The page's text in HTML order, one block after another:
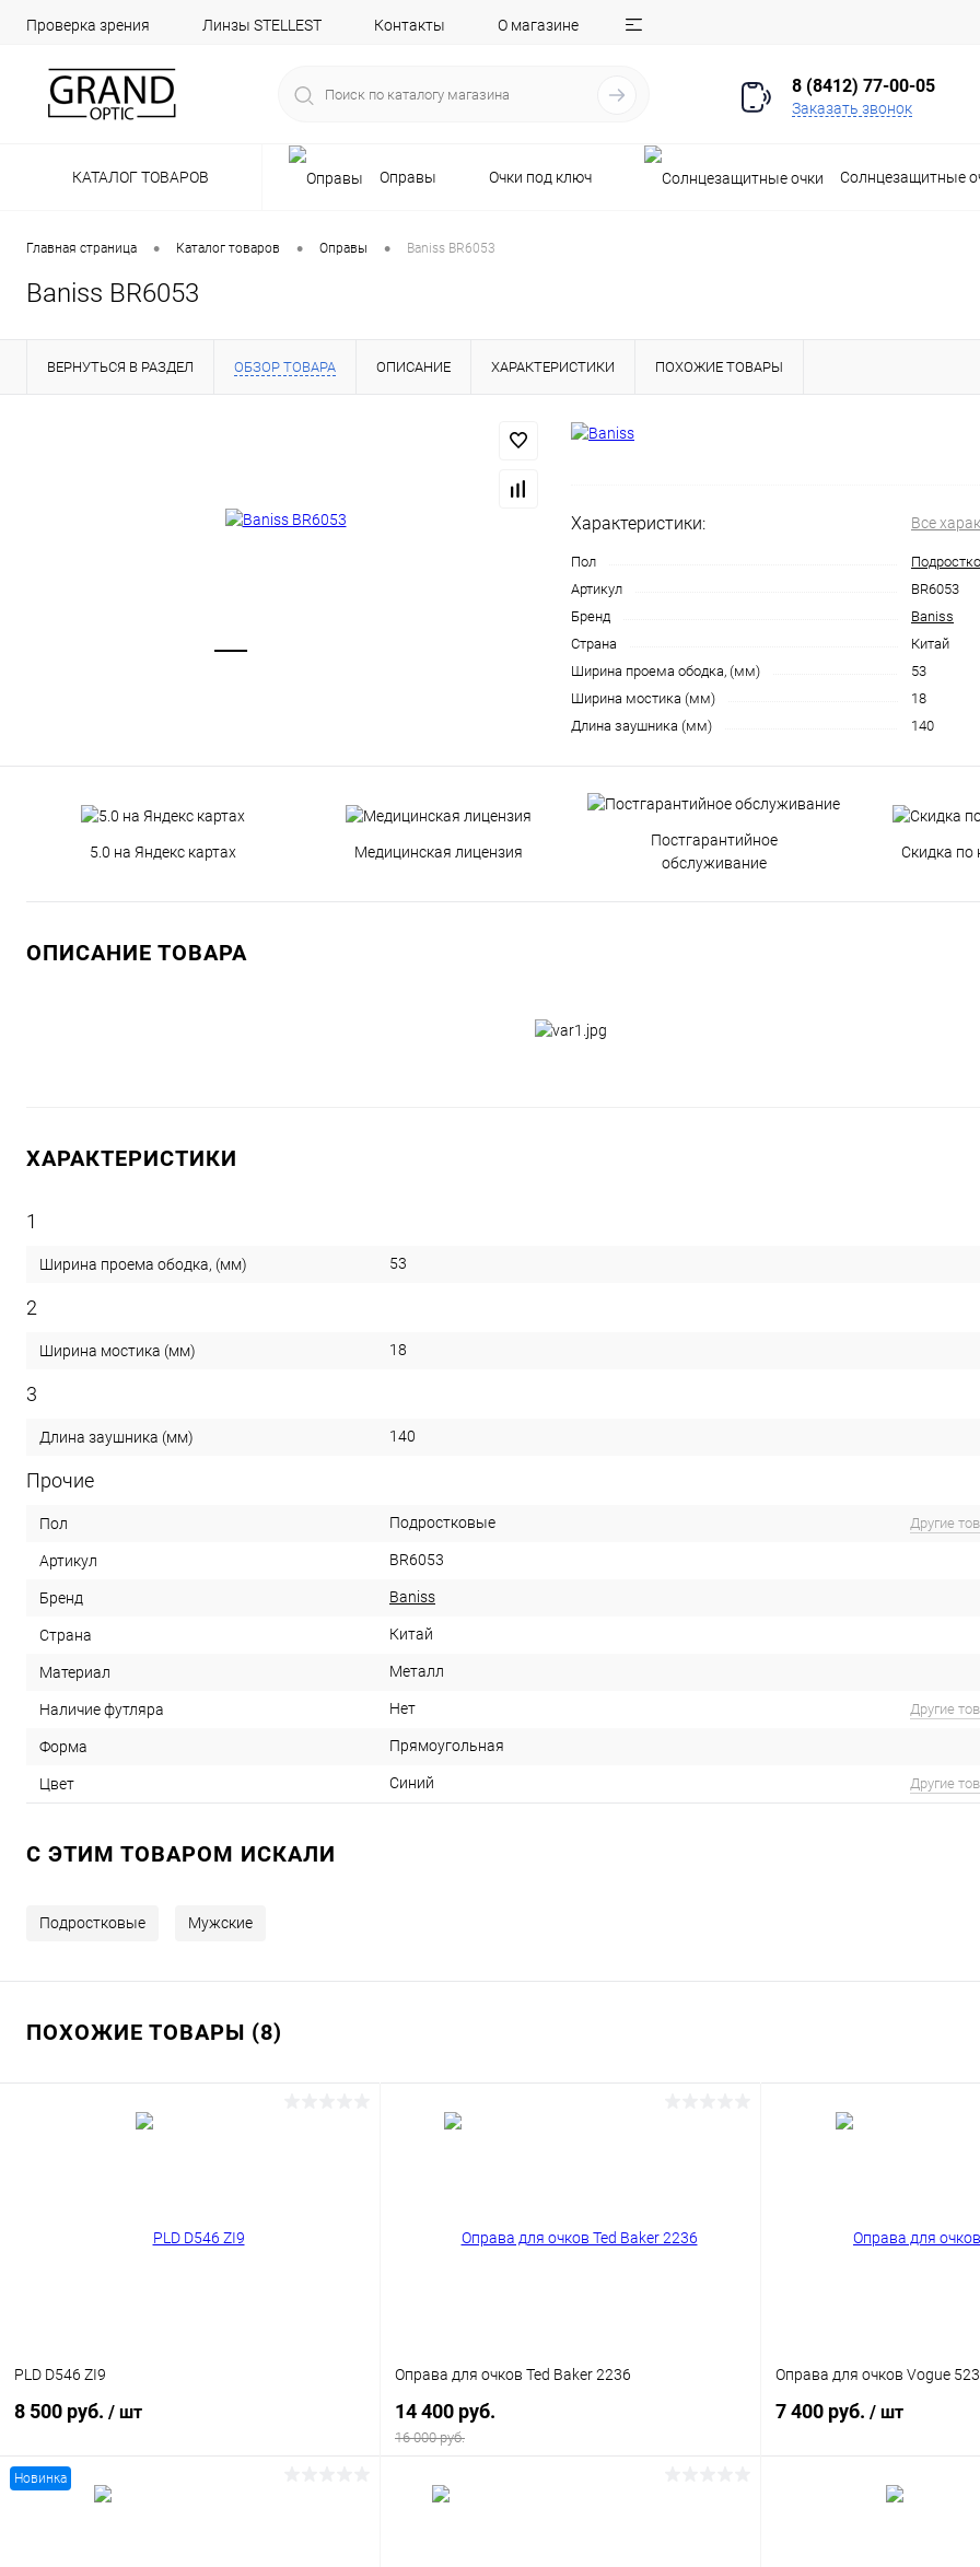
Проверка зрения Линзы STELLEST Контакты О магазине
8 (8412) 77-00-05
Заказать звонок
КАТАЛОГ ТОВАРОВ Оправы Очки под ключ Солнцезащитные
Главная страница • Каталог товаров • Оправы • Baniss BR6053
Baniss BR6053
ВЕРНУТЬСЯ В РАЗДЕЛ ОБЗОР ТОВАРА ОПИСАНИЕ ХАРАКТЕРИСТИКИ ПОХОЖИЕ ТОВАРЫ
Характеристики: Все
Пол
Артикул
BR6053
Бренд
Baniss
Страна
Китай
Ширина проема ободка, (мм)
53
Ширина мостика (мм)
18
Длина заушника (мм)
140
5.0 на Яндекс картах Медицинская лицензия
Постгарантийное
обслуживание
Скидка по
ОПИСАНИЕ ТОВАРА
ХАРАКТЕРИСТИКИ
1
Ширина проема ободка, (мм) 53
2
Ширина мостика (мм) 18
3
Длина заушника (мм) 140
Прочие
Пол Подростковые Другие
Артикул BR6053
Бренд Baniss
Страна Китай
Материал Металл
Наличие футляра Нет Другие
Форма Прямоугольная
Цвет Синий Другие
C ЭТИМ ТОВАРОМ ИСКАЛИ
Подростковые Мужские
ПОХОЖИЕ ТОВАРЫ (8)
PLD D546 ZI9
8 500 руб. / шт
Оправа для очков Ted Baker 2236
14 400 руб.
16 000 руб.
Оправа для очков Vogue
7 400 руб. / шт
Новинка